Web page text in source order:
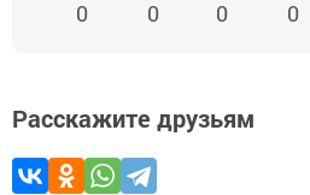
0 0 0 0
Расскажите друзьям